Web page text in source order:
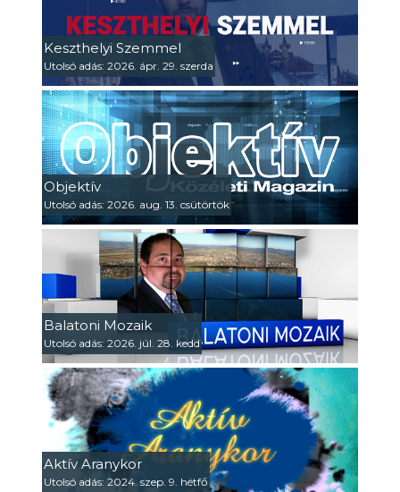
Keszthelyi Szemmel
Utolsó adás: 2026. ápr. 29. szerda
Objektív
Utolsó adás: 2026. aug. 13. csütörtök
Balatoni Mozaik
Utolsó adás: 2026. júl. 28. kedd
Aktív Aranykor
Utolsó adás: 2024. szep. 9. hétfő